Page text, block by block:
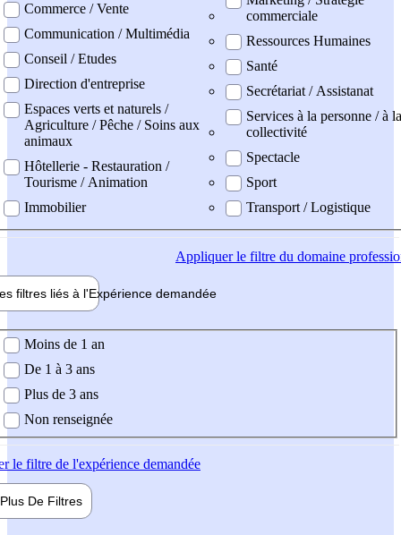
Commerce / Vente
Communication / Multimédia
Conseil / Etudes
Direction d'entreprise
Espaces verts et naturels /
Agriculture / Pêche / Soins aux
animaux
Hôtellerie - Restauration /
Tourisme / Animation
Immobilier
commerciale
Ressources Humaines
Santé
Secrétariat / Assistanat
Services à la personne / à la
collectivité
Spectacle
Sport
Transport / Logistique
Appliquerle filtre du domaine
filtres liés à l'Expérience demandée
demandée
Moins de 1 an
De 1 à 3 ans
Plus de 3 ans
Non renseignée
le filtre de l'expérience demandée
Plus De Filtres